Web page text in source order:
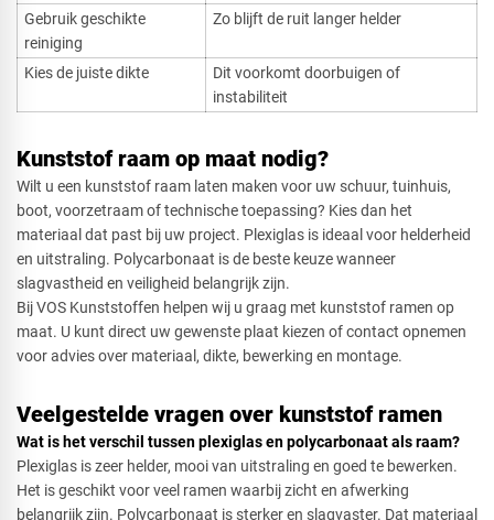
Gebruik geschikte
reiniging
Zo blijft de ruit langer helder
Kies de juiste dikte
Dit voorkomt doorbuigen of
instabiliteit
Kunststof raam op maat nodig?
Wilt u een kunststof raam laten maken voor uw schuur, tuinhuis,
boot, voorzetraam of technische toepassing? Kies dan het
materiaal dat past bij uw project. Plexiglas is ideaal voor helderheid
en uitstraling. Polycarbonaat is de beste keuze wanneer
slagvastheid en veiligheid belangrijk zijn.
Bij VOS Kunststoffen helpen wij u graag met kunststof ramen op
maat. U kunt direct uw gewenste plaat kiezen of contact opnemen
voor advies over materiaal, dikte, bewerking en montage.
Veelgestelde vragen over kunststof ramen
Wat is het verschil tussen plexiglas en polycarbonaat als raam?
Plexiglas is zeer helder, mooi van uitstraling en goed te bewerken.
Het is geschikt voor veel ramen waarbij zicht en afwerking
belangrijk zijn. Polycarbonaat is sterker en slagvaster. Dat materiaal